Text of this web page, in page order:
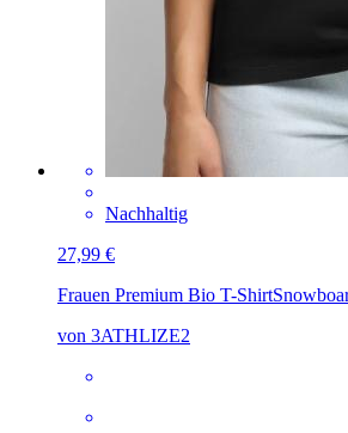
Nachhaltig
27,99 €
Frauen Premium Bio T-Shirt
von 3ATHLIZE2